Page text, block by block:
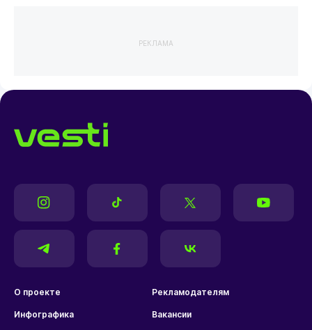
РЕКЛАМА
О проекте Рекламодателям
Инфографика Вакансии